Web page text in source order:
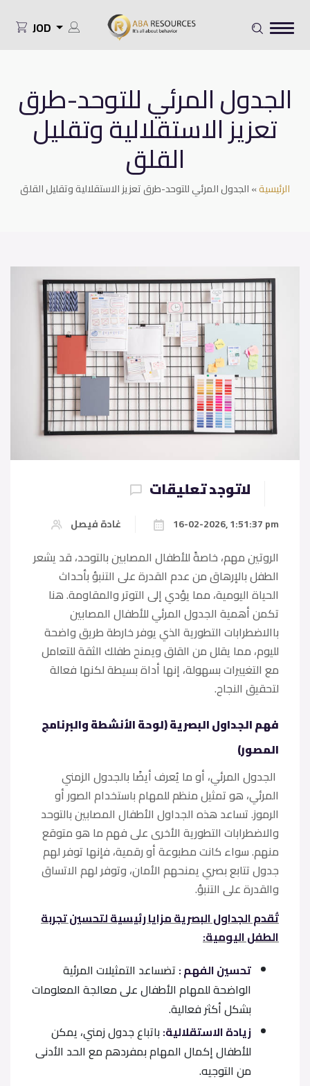
JOD
الجدول المرئي للتوحد-طرق
تعزيز الاستقلالية وتقليل
القلق
الرئيسية»الجدول المرئي للتوحد-طرق تعزيز الاستقلالية وتقليل القلق
لاتوجد تعليقات
غادة فيصل 16-02-2026, 1:51:37 pm
الروتين مهم، خاصةً للأطفال المصابين بالتوحد، قد يشعر
الطفل بالإرهاق من عدم القدرة على التنبؤ بأحداث
الحياة اليومية، مما يؤدي إلى التوتر والمقاومة. هنا
تكمن أهمية الجدول المرئي للأطفال المصابين
باالاضطرابات التطورية الذي يوفر خارطة طريق واضحة
لليوم، مما يقلل من القلق ويمنح طفلك الثقة للتعامل
مع التغييرات بسهولة، إنها أداة بسيطة لكنها فعالة
لتحقيق النجاح.
فهم الجداول البصرية (لوحة الأنشطة والبرنامج
المصور)
الجدول المرئي، أو ما يُعرف أيضًا بالجدول الزمني
المرئي، هو تمثيل منظم للمهام باستخدام الصور أو
الرموز. تساعد هذه الجداول الأطفال المصابين بالتوحد
والاضطرابات التطورية الأخرى على فهم ما هو متوقع
منهم. سواء كانت مطبوعة أو رقمية، فإنها توفر لهم
جدول تتابع بصري يمنحهم الأمان، وتوفر لهم الاتساق
والقدرة على التنبؤ.
تُقدم الجداول البصرية مزايا رئيسية لتحسين تجربة
الطفل اليومية:
تحسين الفهم : تضساعد التمثيلات المرئية
الواضحة للمهام الأطفال على معالجة المعلومات
بشكل أكثر فعالية.
زيادة الاستقلالية: باتباع جدول زمني، يمكن
للأطفال إكمال المهام بمفردهم مع الحد الأدنى
من التوجيه.